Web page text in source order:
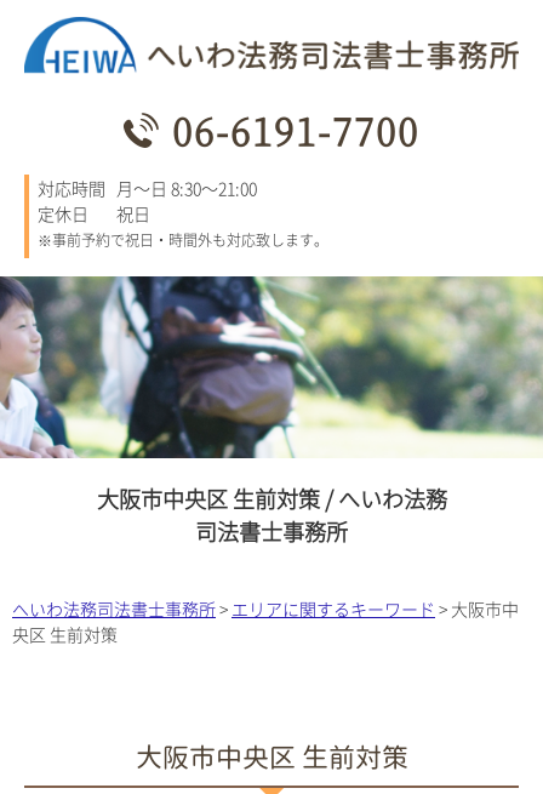
06-6191-7700
対応時間 月～日 8:30～21:00
定休日
祝日
※事前予約で祝日・時間外も対応致します。
大阪市中央区 生前対策 / へいわ法務
司法書士事務所
へいわ法務司法書士事務所> エリアに関するキーワード > 大阪市中
央区 生前対策
大阪市中央区 生前対策